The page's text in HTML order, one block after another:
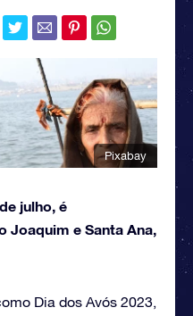
Pixabay
julho, é
Joaquim e Santa Ana,
Dia dos Avós 2023,